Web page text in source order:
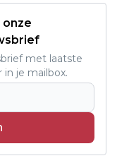
onze
met laatste
je mailbox.